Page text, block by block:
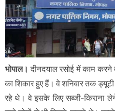
भोपाल। दीनदयाल रसाेई में काम करने
का शिकार हुए हैं। वे शनिवार तक
रहे थे। वे इसके लिए सब्जी-